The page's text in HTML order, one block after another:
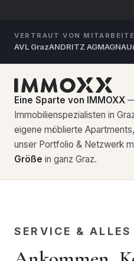
VERTRAUT VON
AVL GrazANDRITZ AGMAGNA
Eine Sparte von IMMOXX
Immobilienspezialisten in
eigene möblierte
unser Portfolio & Netzwerk
Größe in ganz Graz.
SERVICE &